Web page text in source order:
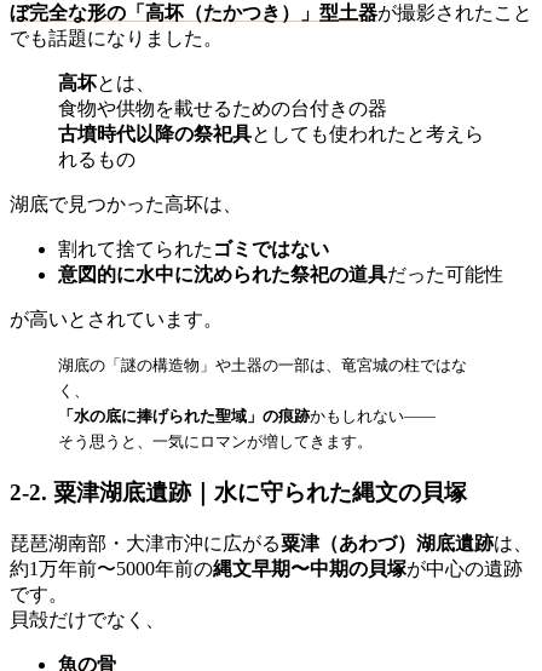
ぼ完全な形の「高坏（たかつき）」型土器が撮影されたこと
でも話題になりました。
高坏とは、
食物や供物を載せるための台付きの器
古墳時代以降の祭祀具としても使われたと考えら
れるもの
湖底で見つかった高坏は、
割れて捨てられた ゴミではない
意図的に水中に沈められた祭祀の道具だった可能性
が高いとされています。
湖底の「謎の構造物」や土器の一部は、竜宮城の柱ではな
く、
「水の底に捧げられた聖域」の痕跡かもしれない——
そう思うと、一気にロマンが増してきます。
2-2. 粟津湖底遺跡｜水に守られた縄文の貝塚
琵琶湖南部・大津市沖に広がる粟津（あわづ）湖底遺跡は、
約1万年前〜5000年前の縄文早期〜中期の貝塚が中心の遺跡
です。
貝殻だけでなく、
魚の骨